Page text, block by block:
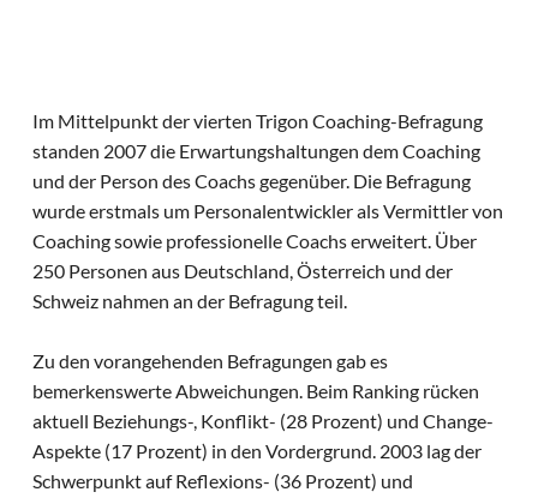
Im Mittelpunkt der vierten Trigon Coaching-Befragung
standen 2007 die Erwartungshaltungen dem Coaching
und der Person des Coachs gegenüber. Die Befragung
wurde erstmals um Personalentwickler als Vermittler von
Coaching sowie professionelle Coachs erweitert. Über
250 Personen aus Deutschland, Österreich und der
Schweiz nahmen an der Befragung teil.
Zu den vorangehenden Befragungen gab es
bemerkenswerte Abweichungen. Beim Ranking rücken
aktuell Beziehungs-, Konflikt- (28 Prozent) und Change-
Aspekte (17 Prozent) in den Vordergrund. 2003 lag der
Schwerpunkt auf Reflexions- (36 Prozent) und